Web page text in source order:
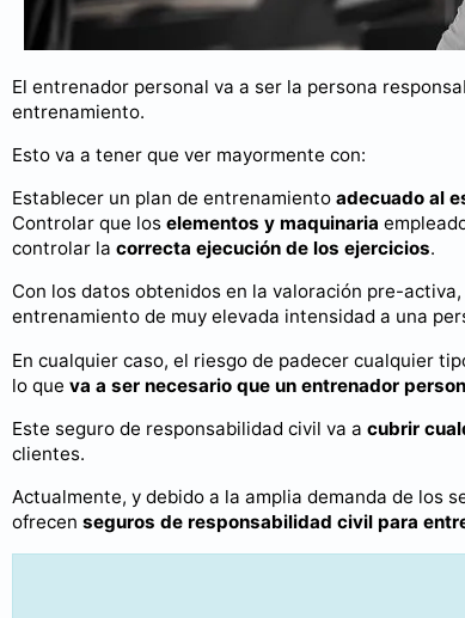
El entrenador personal va a ser la persona
entrenamiento.
Esto va a tener que ver mayormente con:
Establecer un plan de entrenamiento adecuado al
Controlar que los elementos y maquinaria
controlar la correcta ejecución de los ejercicios.
Con los datos obtenidos en la valoración pre-
entrenamiento de muy elevada intensidad a una
En cualquier caso, el riesgo de padecer cualquier
lo que va a ser necesario que un entrenador
Este seguro de responsabilidad civil va a cubrir
clientes.
Actualmente, y debido a la amplia demanda de los
ofrecen seguros de responsabilidad civil para